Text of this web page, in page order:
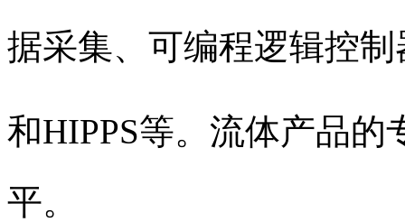
据采集、可编程逻辑控制
和HIPPS等。流体产品
平。